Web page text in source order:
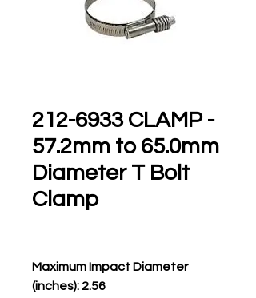
212-6933 CLAMP -
57.2mm to 65.0mm
Diameter T Bolt
Clamp
Maximum Impact Diameter
(inches): 2.56